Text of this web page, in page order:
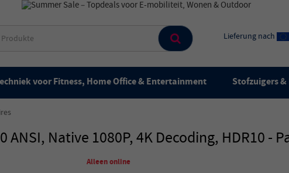
Lieferung nach
voor Fitness, Home Office & Entertainment Stofzuigers
ANSI, Native 1080P, 4K Decoding, HDR10 -
Alleen online